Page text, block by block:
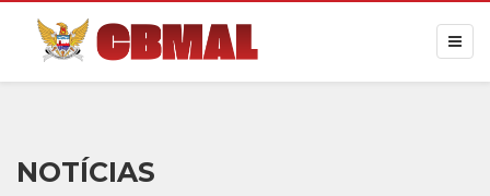
NOTÍCIAS